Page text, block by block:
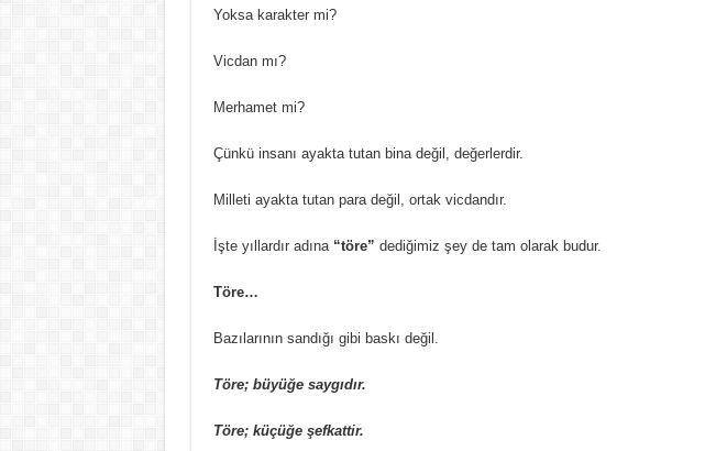
Yoksa karakter mi?
Vicdan mı?
Merhamet mi?
Çünkü insanı ayakta tutan bina değil, değerlerdir.
Milleti ayakta tutan para değil, ortak vicdandır.
İşte yıllardır adına “töre” dediğimiz şey de tam olarak budur.
Töre…
Bazılarının sandığı gibi baskı değil.
Töre; büyüğe saygıdır.
Töre; küçüğe şefkattir.